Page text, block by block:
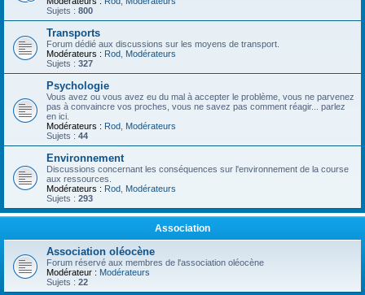
Sujets : 800
Transports
Forum dédié aux discussions sur les moyens de transport.
Modérateurs : Rod Modérateurs
Sujets : 327
Psychologie
Vous avez ou vous avez eu du mal à accepter le problème, vous ne parvenez
pas à convaincre vos proches, vous ne savez pas comment réagir... parlez
en ici.
Modérateurs : Rod Modérateurs
Sujets : 44
Environnement
Discussions concernant les conséquences sur l'environnement de la course
aux ressources.
Modérateurs : Rod Modérateurs
Sujets : 293
Association
Association oléocène
Forum réservé aux membres de l'association oléocène
Modérateur : Modérateurs
Sujets : 22